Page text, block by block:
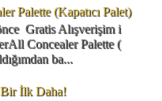
Palette (Kapatıcı Palet)
Gratis Alışverişim i
Concealer Palette (
ba...
İlk Daha!